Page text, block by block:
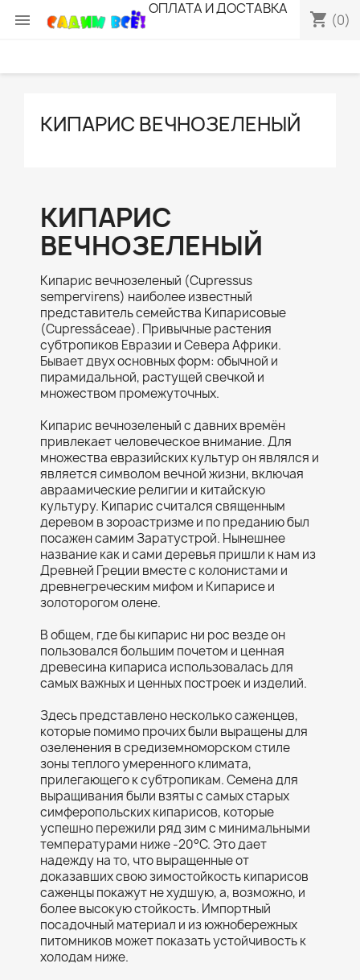
 shopping_cart (0)
ОПЛАТА И ДОСТАВКА
КИПАРИС ВЕЧНОЗЕЛЕНЫЙ
КИПАРИС
ВЕЧНОЗЕЛЕНЫЙ
Кипарис вечнозеленый (Cupressus
sempervirens) наиболее известный
представитель семейства Кипарисовые
(Cupressáceae). Привычные растения
субтропиков Евразии и Севера Африки.
Бывает двух основных форм: обычной и
пирамидальной, растущей свечкой и
множеством промежуточных.
Кипарис вечнозеленый с давних времён
привлекает человеческое внимание. Для
множества евразийских культур он являлся и
является символом вечной жизни, включая
авраамические религии и китайскую
культуру. Кипарис считался священным
деревом в зороастризме и по преданию был
посажен самим Заратустрой. Нынешнее
название как и сами деревья пришли к нам из
Древней Греции вместе с колонистами и
древнегреческим мифом и Кипарисе и
золоторогом олене.
В общем, где бы кипарис ни рос везде он
пользовался большим почетом и ценная
древесина кипариса использовалась для
самых важных и ценных построек и изделий.
Здесь представлено несколько саженцев,
которые помимо прочих были выращены для
озеленения в средиземноморском стиле
зоны теплого умеренного климата,
прилегающего к субтропикам. Семена для
выращивания были взяты с самых старых
симферопольских кипарисов, которые
успешно пережили ряд зим с минимальными
температурами ниже -20°С. Это дает
надежду на то, что выращенные от
доказавших свою зимостойкость кипарисов
саженцы покажут не худшую, а, возможно, и
более высокую стойкость. Импортный
посадочный материал и из южнобережных
питомников может показать устойчивость к
холодам ниже.